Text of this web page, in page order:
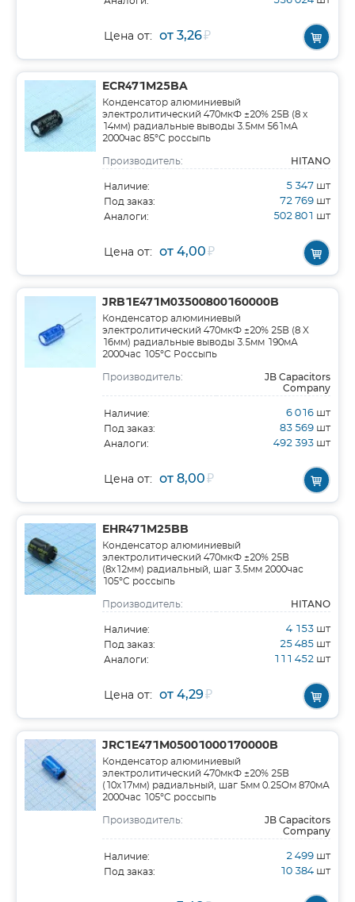
Цена от: от 3,26₽
ECR471M25BA
Конденсатор алюминиевый
электролитический 470мкФ ±20% 25В (8 х
14мм) радиальные выводы 3.5мм 561мА
2000час 85°С россыпь
Производитель: HITANO
Наличие: 5 347 шт
Под заказ: 72 769 шт
Аналоги: 502 801 шт
Цена от: от 4,00₽
JRB1E471M03500800160000B
Конденсатор алюминиевый
электролитический 470мкФ ±20% 25В (8 X
16мм) радиальные выводы 3.5мм 190мА
2000час 105°С Россыпь
Производитель:
JB Capacitors
Company
Наличие: 6 016 шт
Под заказ: 83 569 шт
Аналоги: 492 393 шт
Цена от: от 8,00₽
EHR471M25BB
Конденсатор алюминиевый
электролитический 470мкФ ±20% 25В
(8х12мм) радиальный, шаг 3.5мм 2000час
105°C россыпь
Производитель: HITANO
Наличие: 4 153 шт
Под заказ: 25 485 шт
Аналоги: 111 452 шт
Цена от: от 4,29₽
JRC1E471M05001000170000B
Конденсатор алюминиевый
электролитический 470мкФ ±20% 25В
(10х17мм) радиальный, шаг 5мм 0.25Ом 870мА
2000час 105°C россыпь
Производитель:
JB Capacitors
Company
Наличие: 2 499 шт
Под заказ: 10 384 шт